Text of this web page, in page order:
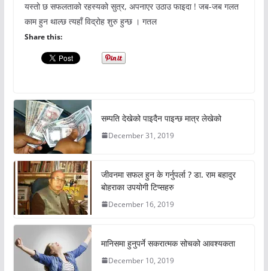
यस्तो छ सफलताको रहस्यको सुत्र, अपनाएर उठाउ फाइदा ! जब-जब गलत
काम हुन थाल्छ त्यहाँ विद्रोह शुरु हुन्छ । गतल
Share this:
सम्पति देखेको पाइदैन पाइन्छ मात्र लेखेको
December 31, 2019
जीवनमा सफल हुन के गर्नुपर्ला ? डा. राम बहादुर
बोहराका उपयोगी टिप्सहरु
December 16, 2019
मानिसमा हुनुपर्ने सकरात्मक सोचको आवश्यकता
December 10, 2019